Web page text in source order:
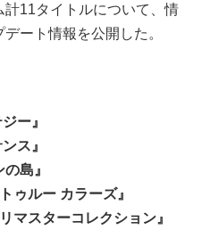
11タイトルについて、情
ート情報を公開した。
ー』
ス』
島』
ゥルー カラーズ』
マスターコレクション』